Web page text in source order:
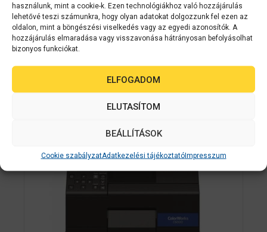
használunk, mint a cookie-k. Ezen technológiákhoz való hozzájárulás
lehetővé teszi számunkra, hogy olyan adatokat dolgozzunk fel ezen az
oldalon, mint a böngészési viselkedés vagy az egyedi azonosítók. A
hozzájárulás elmaradása vagy visszavonása hátrányosan befolyásolhat
bizonyos funkciókat.
ELFOGADOM
ELUTASÍTOM
BEÁLLÍTÁSOK
Cookie szabályzatAdatkezelési tájékoztatóImpresszum
Kapcsolódó
termékek